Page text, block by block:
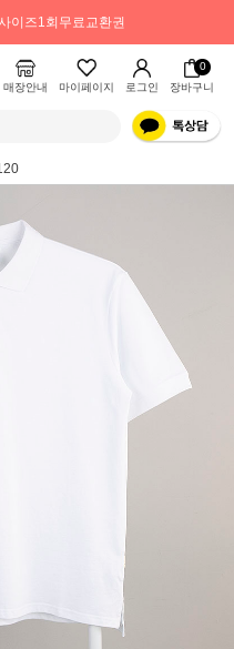
사이즈1회무료교환권
매장안내 마이페이지 로그인
0
장바구니